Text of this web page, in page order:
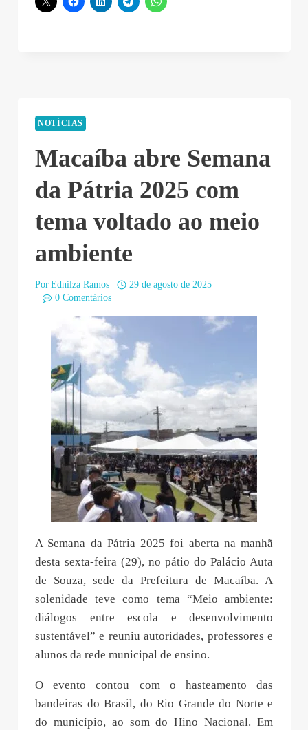
NOTÍCIAS
Macaíba abre Semana
da Pátria 2025 com
tema voltado ao meio
ambiente
Por Ednilza Ramos
29 de agosto de 2025
0 Comentários
A Semana da Pátria 2025 foi aberta na manhã
desta sexta-feira (29), no pátio do Palácio Auta
de Souza, sede da Prefeitura de Macaíba. A
solenidade teve como tema “Meio ambiente:
diálogos entre escola e desenvolvimento
sustentável” e reuniu autoridades, professores e
alunos da rede municipal de ensino.
O evento contou com o hasteamento das
bandeiras do Brasil, do Rio Grande do Norte e
do município, ao som do Hino Nacional. Em